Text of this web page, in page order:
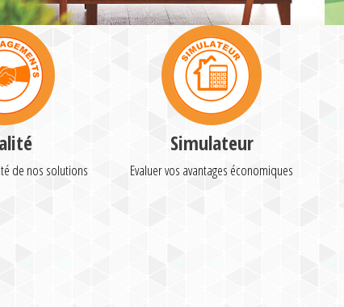
de nos solutions
Simulateur
Evaluer vos avantages économiques